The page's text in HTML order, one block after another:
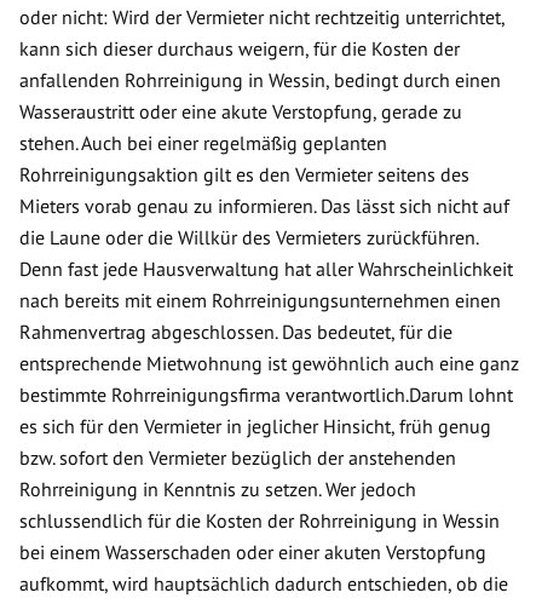
oder nicht: Wird der Vermieter nicht rechtzeitig unterrichtet,
kann sich dieser durchaus weigern, für die Kosten der
anfallenden Rohrreinigung in Wessin, bedingt durch einen
Wasseraustritt oder eine akute Verstopfung, gerade zu
stehen. Auch bei einer regelmäßig geplanten
Rohrreinigungsaktion gilt es den Vermieter seitens des
Mieters vorab genau zu informieren. Das lässt sich nicht auf
die Laune oder die Willkür des Vermieters zurückführen.
Denn fast jede Hausverwaltung hat aller Wahrscheinlichkeit
nach bereits mit einem Rohrreinigungsunternehmen einen
Rahmenvertrag abgeschlossen. Das bedeutet, für die
entsprechende Mietwohnung ist gewöhnlich auch eine ganz
bestimmte Rohrreinigungsfirma verantwortlich.Darum lohnt
es sich für den Vermieter in jeglicher Hinsicht, früh genug
bzw. sofort den Vermieter bezüglich der anstehenden
Rohrreinigung in Kenntnis zu setzen. Wer jedoch
schlussendlich für die Kosten der Rohrreinigung in Wessin
bei einem Wasserschaden oder einer akuten Verstopfung
aufkommt, wird hauptsächlich dadurch entschieden, ob die